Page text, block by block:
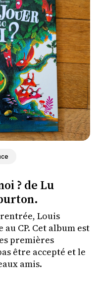
? de Lu
Louis
CP. Cet album est
premières
être accepté et le
amis.